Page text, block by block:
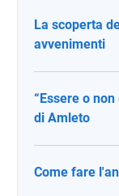
La scoperta
avvenimenti
“Essere o
di Amleto
Come fare